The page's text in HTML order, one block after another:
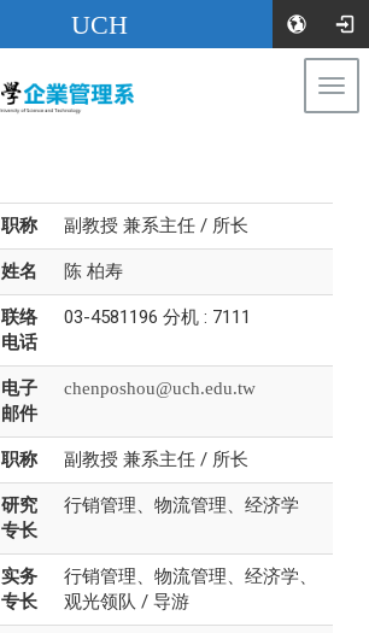
UCH
职称 副教授 兼系主任 / 所长
姓名 陈 柏寿
联络
电话
03-4581196 分机 : 7111
电子
邮件
chenposhou@uch.edu.tw
职称 副教授 兼系主任 / 所长
研究
专长
行销管理、物流管理、经济学
实务
专长
行销管理、物流管理、经济学、
观光领队 / 导游